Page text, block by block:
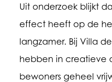
Uit onderzoek blijkt
effect heeft op de
langzamer. Bij Villa
hebben in creatieve
bewoners geheel